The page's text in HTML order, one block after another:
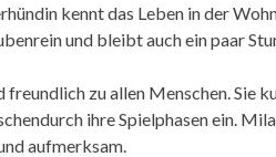
kennt das Leben in der
und bleibt auch ein paar
zu allen Menschen. Sie
ihre Spielphasen ein.
aufmerksam.